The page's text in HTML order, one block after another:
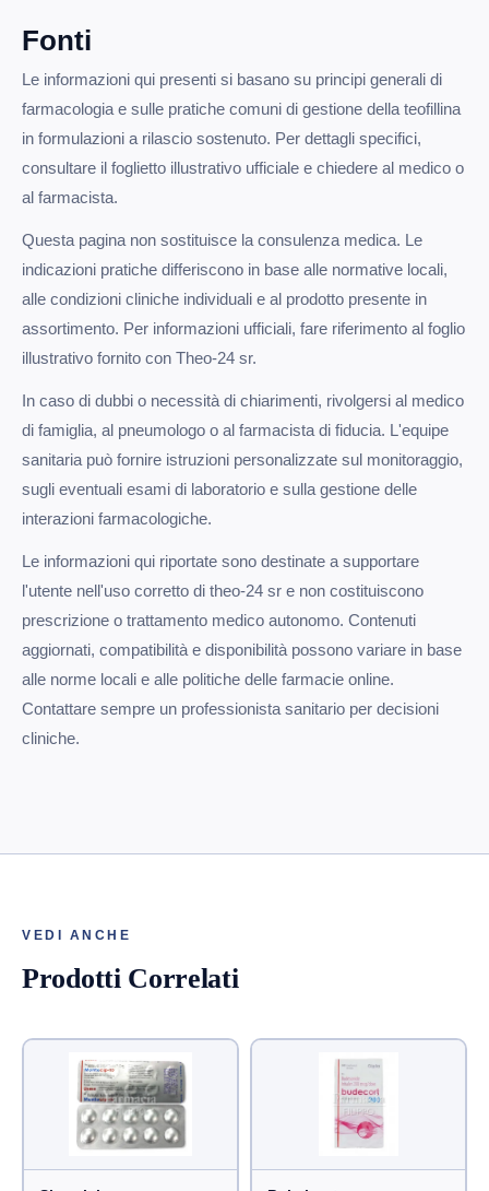
Fonti
Le informazioni qui presenti si basano su principi generali di
farmacologia e sulle pratiche comuni di gestione della teofillina
in formulazioni a rilascio sostenuto. Per dettagli specifici,
consultare il foglietto illustrativo ufficiale e chiedere al medico o
al farmacista.
Questa pagina non sostituisce la consulenza medica. Le
indicazioni pratiche differiscono in base alle normative locali,
alle condizioni cliniche individuali e al prodotto presente in
assortimento. Per informazioni ufficiali, fare riferimento al foglio
illustrativo fornito con Theo-24 sr.
In caso di dubbi o necessità di chiarimenti, rivolgersi al medico
di famiglia, al pneumologo o al farmacista di fiducia. L'equipe
sanitaria può fornire istruzioni personalizzate sul monitoraggio,
sugli eventuali esami di laboratorio e sulla gestione delle
interazioni farmacologiche.
Le informazioni qui riportate sono destinate a supportare
l'utente nell'uso corretto di theo-24 sr e non costituiscono
prescrizione o trattamento medico autonomo. Contenuti
aggiornati, compatibilità e disponibilità possono variare in base
alle norme locali e alle politiche delle farmacie online.
Contattare sempre un professionista sanitario per decisioni
cliniche.
VEDI ANCHE
Prodotti Correlati